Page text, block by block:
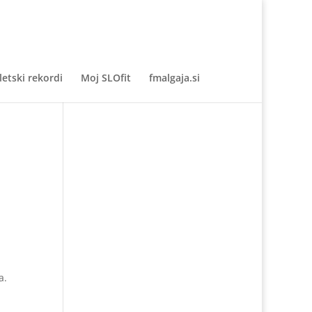
rekordi Moj SLOfit fmalgaja.si